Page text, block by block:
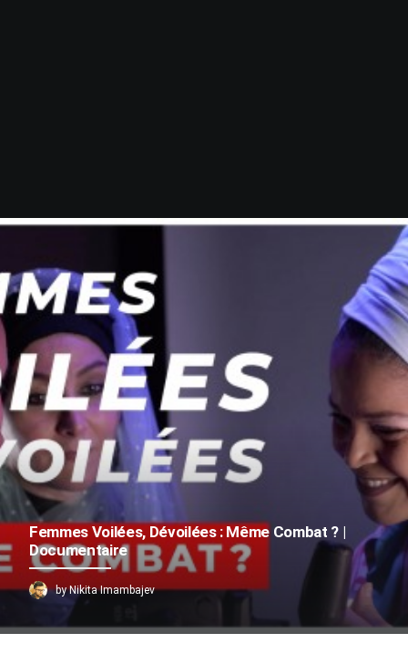
Femmes Voilées, Dévoilées : Même Combat ? |
Documentaire
by Nikita Imambajev